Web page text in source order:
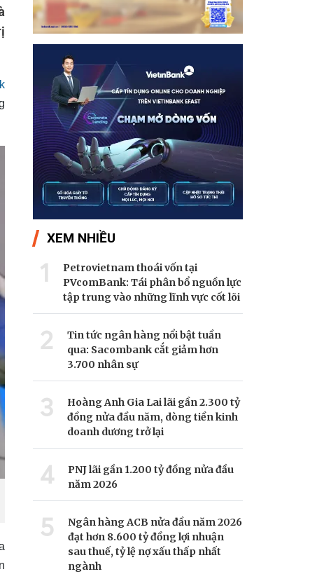
XEM NHIỀU
1
Petrovietnam thoái vốn tại
PVcomBank: Tái phân bổ nguồn lực
tập trung vào những lĩnh vực cốt lõi
2
Tin tức ngân hàng nổi bật tuần
qua: Sacombank cắt giảm hơn
3.700 nhân sự
3
Hoàng Anh Gia Lai lãi gần 2.300 tỷ
đồng nửa đầu năm, dòng tiền kinh
doanh dương trở lại
4
PNJ lãi gần 1.200 tỷ đồng nửa đầu
năm 2026
5
Ngân hàng ACB nửa đầu năm 2026
đạt hơn 8.600 tỷ đồng lợi nhuận
sau thuế, tỷ lệ nợ xấu thấp nhất
ngành